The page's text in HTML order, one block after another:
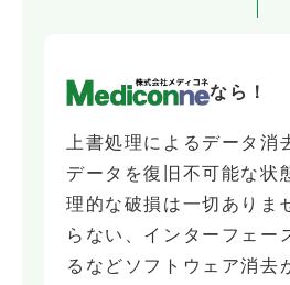
なら！
上書処理によるデータ消
データを復旧不可能な状
理的な破損は一切ありま
らない、インターフェー
るなどソフトウェア消去